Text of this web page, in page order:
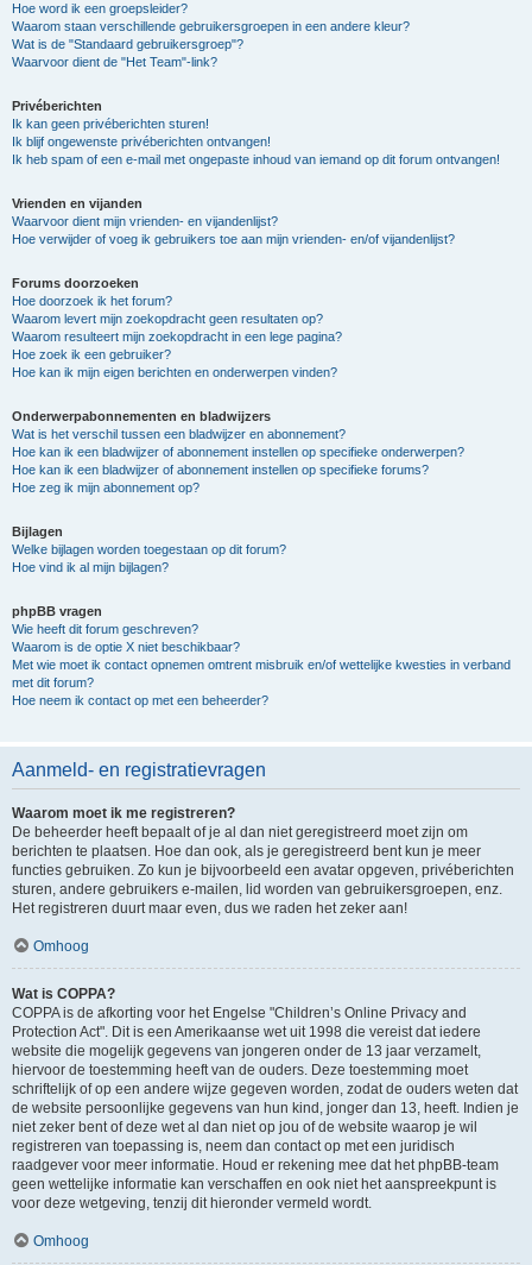
Hoe word ik een groepsleider?
Waarom staan verschillende gebruikersgroepen in een andere kleur?
Wat is de "Standaard gebruikersgroep"?
Waarvoor dient de "Het Team"-link?
Privéberichten
Ik kan geen privéberichten sturen!
Ik blijf ongewenste privéberichten ontvangen!
Ik heb spam of een e-mail met ongepaste inhoud van iemand op dit forum ontvangen!
Vrienden en vijanden
Waarvoor dient mijn vrienden- en vijandenlijst?
Hoe verwijder of voeg ik gebruikers toe aan mijn vrienden- en/of vijandenlijst?
Forums doorzoeken
Hoe doorzoek ik het forum?
Waarom levert mijn zoekopdracht geen resultaten op?
Waarom resulteert mijn zoekopdracht in een lege pagina?
Hoe zoek ik een gebruiker?
Hoe kan ik mijn eigen berichten en onderwerpen vinden?
Onderwerpabonnementen en bladwijzers
Wat is het verschil tussen een bladwijzer en abonnement?
Hoe kan ik een bladwijzer of abonnement instellen op specifieke onderwerpen?
Hoe kan ik een bladwijzer of abonnement instellen op specifieke forums?
Hoe zeg ik mijn abonnement op?
Bijlagen
Welke bijlagen worden toegestaan op dit forum?
Hoe vind ik al mijn bijlagen?
phpBB vragen
Wie heeft dit forum geschreven?
Waarom is de optie X niet beschikbaar?
Met wie moet ik contact opnemen omtrent misbruik en/of wettelijke kwesties in verband
met dit forum?
Hoe neem ik contact op met een beheerder?
Aanmeld- en registratievragen
Waarom moet ik me registreren?
De beheerder heeft bepaalt of je al dan niet geregistreerd moet zijn om
berichten te plaatsen. Hoe dan ook, als je geregistreerd bent kun je meer
functies gebruiken. Zo kun je bijvoorbeeld een avatar opgeven, privéberichten
sturen, andere gebruikers e-mailen, lid worden van gebruikersgroepen, enz.
Het registreren duurt maar even, dus we raden het zeker aan!
Omhoog
Wat is COPPA?
COPPA is de afkorting voor het Engelse "Children’s Online Privacy and
Protection Act". Dit is een Amerikaanse wet uit 1998 die vereist dat iedere
website die mogelijk gegevens van jongeren onder de 13 jaar verzamelt,
hiervoor de toestemming heeft van de ouders. Deze toestemming moet
schriftelijk of op een andere wijze gegeven worden, zodat de ouders weten dat
de website persoonlijke gegevens van hun kind, jonger dan 13, heeft. Indien je
niet zeker bent of deze wet al dan niet op jou of de website waarop je wil
registreren van toepassing is, neem dan contact op met een juridisch
raadgever voor meer informatie. Houd er rekening mee dat het phpBB-team
geen wettelijke informatie kan verschaffen en ook niet het aanspreekpunt is
voor deze wetgeving, tenzij dit hieronder vermeld wordt.
Omhoog